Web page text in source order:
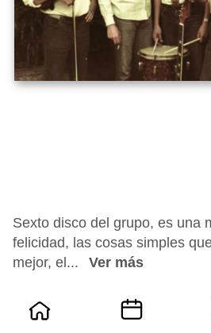
Sexto disco del grupo, es una
felicidad, las cosas simples
mejor, el...
Ver más